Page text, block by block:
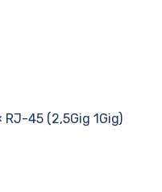
45 (2,5Gig 1Gig)